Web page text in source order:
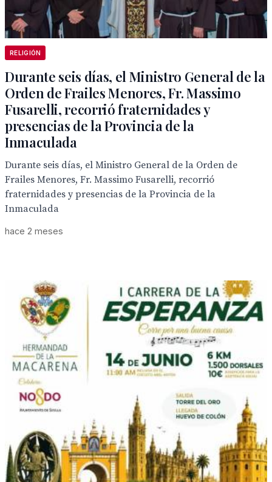
RELIGIÓN
Durante seis días, el Ministro General de la
Orden de Frailes Menores, Fr. Massimo
Fusarelli, recorrió fraternidades y
presencias de la Provincia de la
Inmaculada
Durante seis días, el Ministro General de la Orden de
Frailes Menores, Fr. Massimo Fusarelli, recorrió
fraternidades y presencias de la Provincia de la
Inmaculada
hace 2 meses